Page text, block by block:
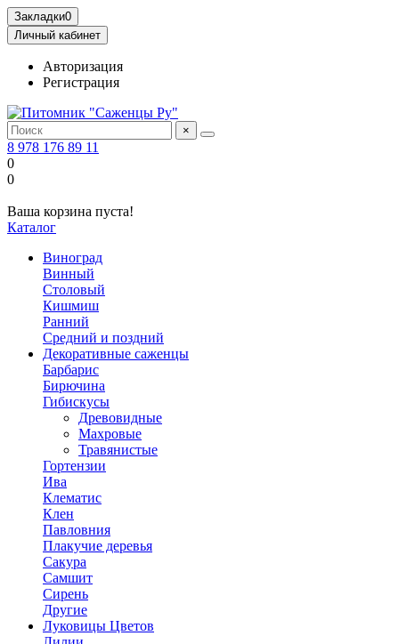
Закладки0
Личный кабинет
Авторизация
Регистрация
×
8 978 176 89 11
0
0
Ваша корзина пуста!
Каталог
Виноград
Винный
Столовый
Кишмиш
Ранний
Средний и поздний
Декоративные саженцы
Барбарис
Бирючина
Гибискусы
Древовидные
Махровые
Травянистые
Гортензии
Ива
Клематис
Клен
Павловния
Плакучие деревья
Сакура
Самшит
Сирень
Другие
Луковицы Цветов